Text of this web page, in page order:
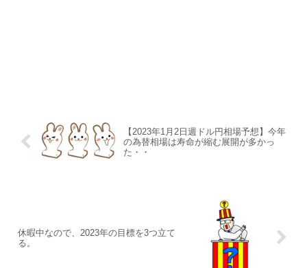
【2023年1月2日週ドル円相場予想】今年
の為替相場は寿命が縮む展開が多かっ
た・・
休暇中なので、2023年の目標を3つ立て
る。